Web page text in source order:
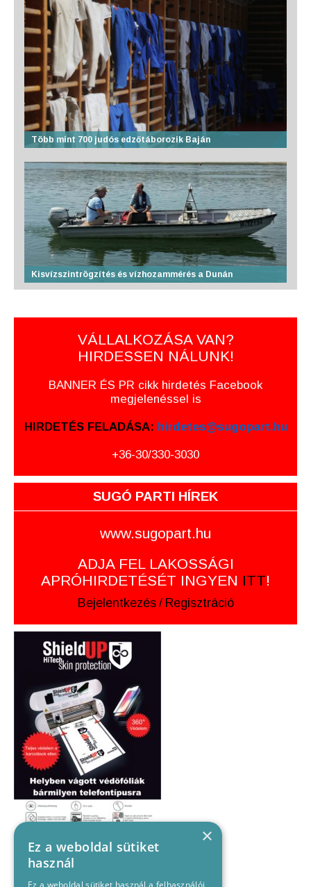
Több mint 700 judós edzőtáborozik Baján
Kisvízszintrögzítés és vízhozammérés a Dunán
VÁLLALKOZÁSA VAN?
HIRDESSEN NÁLUNK!
BANNER ÉS PR cikk hirdetés Facebook
megjelenéssel is
HIRDETÉS FELADÁSA: hirdetes@sugopart.hu
+36-30/330-3030
SUGÓ PARTI HÍREK
www.sugopart.hu
ADJA FEL LAKOSSÁGI
APRÓHIRDETÉSÉT INGYEN ITT!
Bejelentkezés / Regisztráció
×
Ez a weboldal sütiket
használ
Ez a weboldal sütiket használ a felhasználói